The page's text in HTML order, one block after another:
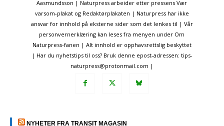
Aasmundsson | Naturpress arbeider etter pressens Vær
varsom-plakat og Redaktørplakaten | Naturpress har ikke
ansvar for innhold på eksterne sider som det lenkes til | Vår
personvernerklæring kan leses fra menyen under Om
Naturpress-fanen | Alt innhold er opphavsrettslig beskyttet
| Har du nyhetstips til oss? Bruk denne epost-adressen: tips-
naturpress@protonmail.com |
NYHETER FRA TRANSIT MAGASIN